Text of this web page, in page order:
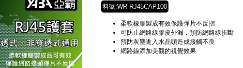
料號:WR-RJ45CAP100
柔軟橡膠製成有效保護彈片不反摺
可防止網路線膠皮外漏，預防網路線折斷
預防灰塵進入水晶頭造成接觸不良
網路線添加美觀的視覺效果